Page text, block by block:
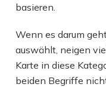
basieren.
Wenn es darum
auswählt, neigen
Karte in diese
beiden Begriffe